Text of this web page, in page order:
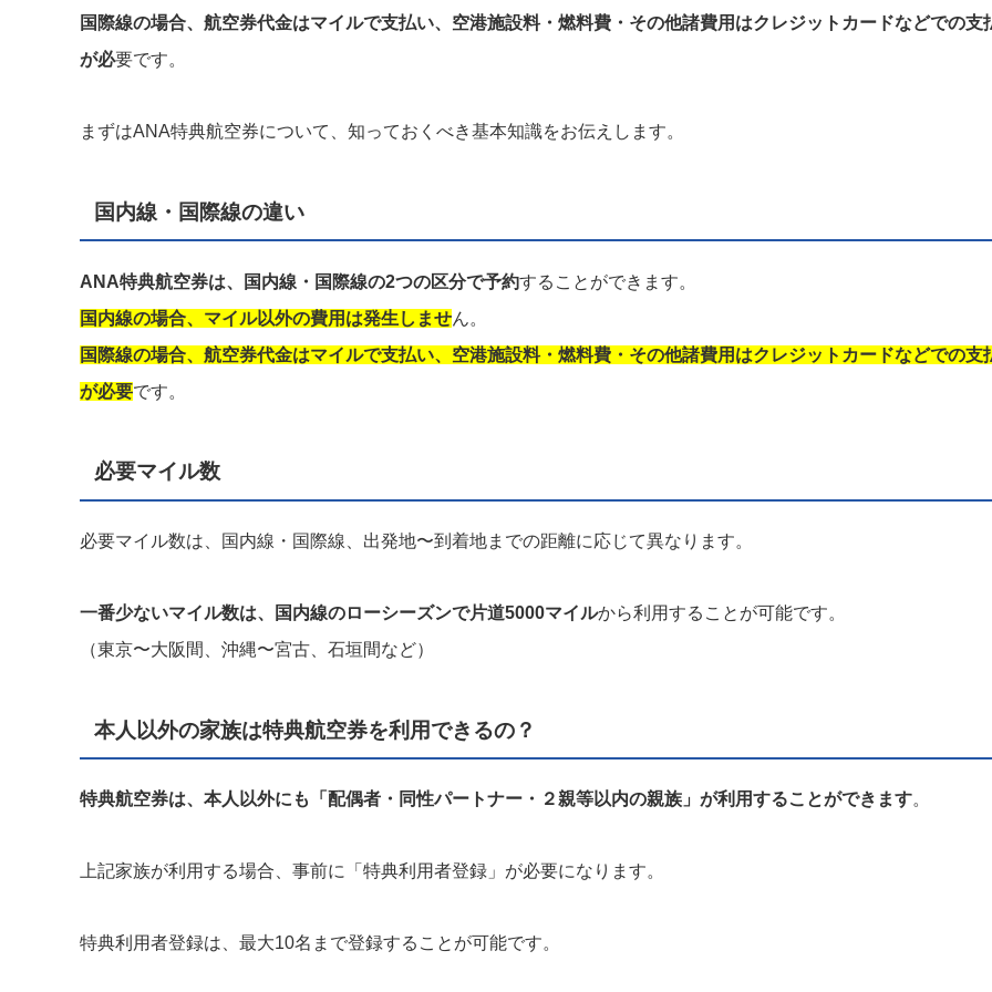
国際線の場合、航空券代金はマイルで支払い、空港施設料・燃料費・その他諸費用はクレジットカードなどでの支
が必要です。
まずはANA特典航空券について、知っておくべき基本知識をお伝えします。
国内線・国際線の違い
ANA特典航空券は、国内線・国際線の2つの区分で予約することができます。
国内線の場合、マイル以外の費用は発生しません。
国際線の場合、航空券代金はマイルで支払い、空港施設料・燃料費・その他諸費用はクレジットカードなどでの支
が必要です。
必要マイル数
必要マイル数は、国内線・国際線、出発地〜到着地までの距離に応じて異なります。
一番少ないマイル数は、国内線のローシーズンで片道5000マイルから利用することが可能です。
（東京〜大阪間、沖縄〜宮古、石垣間など）
本人以外の家族は特典航空券を利用できるの？
特典航空券は、本人以外にも「配偶者・同性パートナー・２親等以内の親族」が利用することができます。
上記家族が利用する場合、事前に「特典利用者登録」が必要になります。
特典利用者登録は、最大10名まで登録することが可能です。